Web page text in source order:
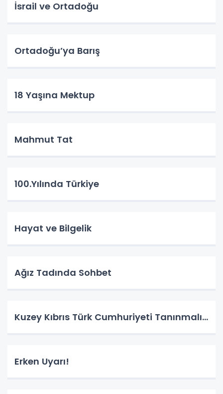
İsrail ve Ortadoğu
Ortadoğu’ya Barış
18 Yaşına Mektup
Mahmut Tat
100.Yılında Türkiye
Hayat ve Bilgelik
Ağız Tadında Sohbet
Kuzey Kıbrıs Türk Cumhuriyeti Tanınmalı…
Erken Uyarı!